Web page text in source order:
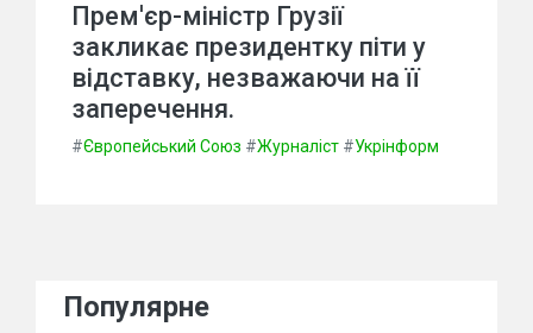
Прем'єр-міністр Грузії
закликає президентку піти у
відставку, незважаючи на її
заперечення.
#Європейський Союз #Журналіст #Укрінформ
Популярне